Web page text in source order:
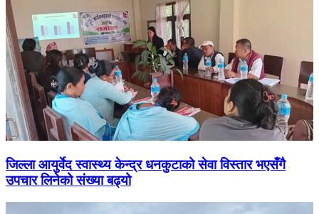
जिल्ला आयुर्वेद स्वास्थ्य केन्द्र धनकुटाको सेवा विस्तार भएसँगै
उपचार लिनेको संख्या बढ्यो